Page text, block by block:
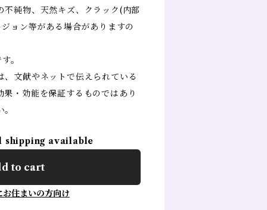
純物、天然キズ、クラック(内部
ョン等がある場合がありますの
。
文献やネットで伝えられている
果・効能を保証するものではあり
available
to cart
お住まいの方向け